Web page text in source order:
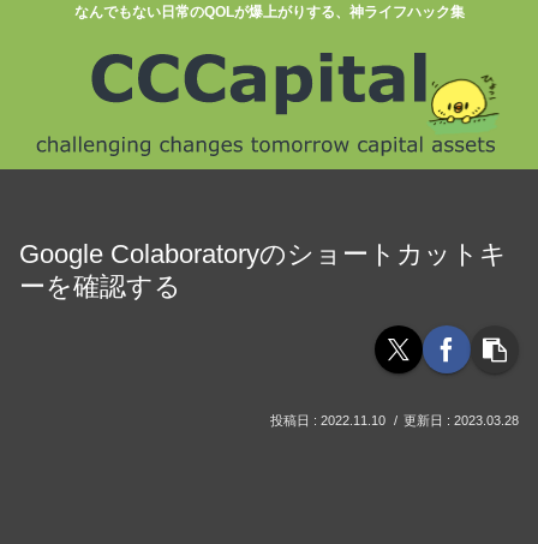
なんでもない日常のQOLが爆上がりする、神ライフハック集
Google Colaboratoryのショートカットキ
ーを確認する
2022.11.10 2023.03.28